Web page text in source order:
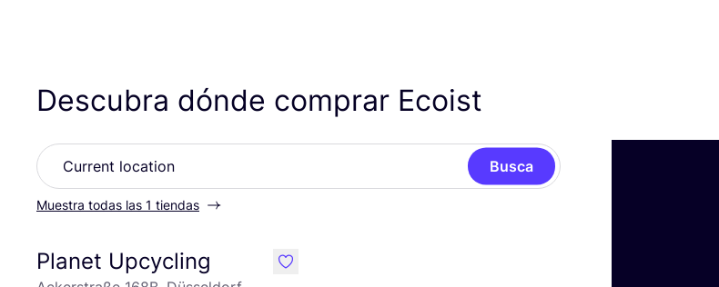
Descubra dónde comprar Ecoist
Busca
Muestra todas las 1 tiendas
Planet Upcycling like